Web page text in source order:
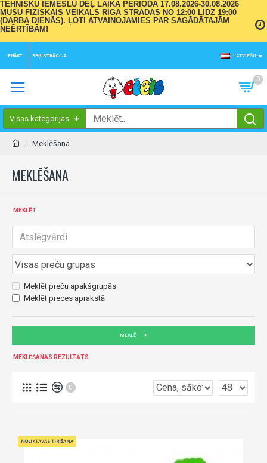
TEHNISKU IEMESLU DĒĻ LAIKA PERIODĀ 17.08.2026-30.08.2026
MŪSU FIZISKAIS VEIKALS RĪGĀ STRĀDĀS NO 12:00 LĪDZ 19:00
(DARBA DIENĀS). ĻOTI ATVAINOJAMIES PAR SAGĀDĀTAJĀM
NEĒRTĪBĀM!
IENĀKT REĢISTRĀCIJA LATVIEŠU
0
Visas kategorijas
Meklēšana
MEKLĒŠANA
MEKLĒT
Meklēt preču apakšgrupās
Meklēt preces aprakstā
MEKLĒT
MEKLĒŠANAS REZULTĀTS
0
NOLIKTAVAS TĪRĪŠANA